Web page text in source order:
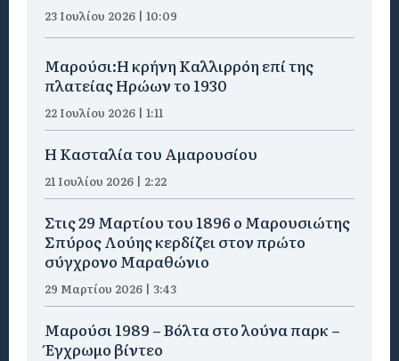
23 Ιουλίου 2026 | 10:09
Μαρούσι:Η κρήνη Καλλιρρόη επί της
πλατείας Ηρώων το 1930
22 Ιουλίου 2026 | 1:11
Η Κασταλία του Αμαρουσίου
21 Ιουλίου 2026 | 2:22
Στις 29 Μαρτίου του 1896 ο Μαρουσιώτης
Σπύρος Λούης κερδίζει στον πρώτο
σύγχρονο Μαραθώνιο
29 Μαρτίου 2026 | 3:43
Μαρούσι 1989 – Βόλτα στο λούνα παρκ –
Έγχρωμο βίντεο